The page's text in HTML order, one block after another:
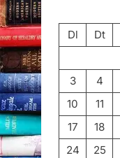
Dl
Dt
3
4
10
11
17
18
24
25